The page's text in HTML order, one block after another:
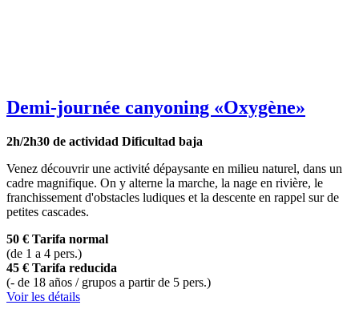
Demi-journée canyoning «Oxygène»
2h/2h30 de actividad Dificultad baja
Venez découvrir une activité dépaysante en milieu naturel, dans un
cadre magnifique. On y alterne la marche, la nage en rivière, le
franchissement d'obstacles ludiques et la descente en rappel sur de
petites cascades.
50 € Tarifa normal
(de 1 a 4 pers.)
45 € Tarifa reducida
(- de 18 años / grupos a partir de 5 pers.)
Voir les détails